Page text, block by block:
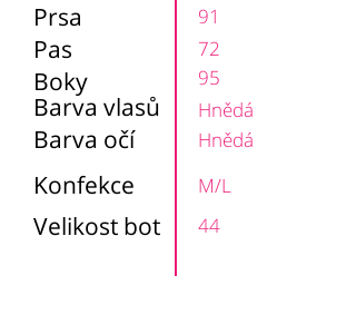
Prsa 91
Barva vlasů
Barva očí
72
95
Hnědá
Hnědá
Pas
Boky
Konfekce
M/L
44
Velikost bot